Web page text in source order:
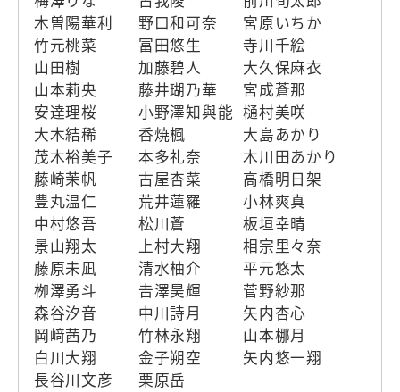
木曽陽華利
野口和可奈
宮原いちか
竹元桃菜
富田悠生
寺川千絵
山田樹
加藤碧人
大久保麻衣
山本莉央
藤井瑚乃華
宮成蒼那
安達理桜
小野澤知與能 樋村美咲
大木結稀
香焼楓
大島あかり
茂木裕美子
本多礼奈
木川田あかり
藤崎茉帆
古屋杏菜
高橋明日架
豊丸温仁
荒井蓮羅
小林爽真
中村悠吾
松川蒼
板垣幸晴
景山翔太
上村大翔
相宗里々奈
藤原未凪
清水柚介
平元悠太
栁澤勇斗
𠮷澤昊輝
菅野紗那
森谷汐音
中川詩月
矢内杏心
岡﨑茜乃
竹林永翔
山本梛月
白川大翔
金子朔空
矢内悠一翔
長谷川文彦
栗原岳